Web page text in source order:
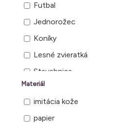
Futbal
Jednorožec
Koníky
Lesné zvieratká
Stavebnica
Materiál
imitácia kože
papier